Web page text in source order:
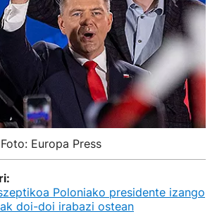
Europa Press
Poloniako presidente izango
doi-doi irabazi ostean